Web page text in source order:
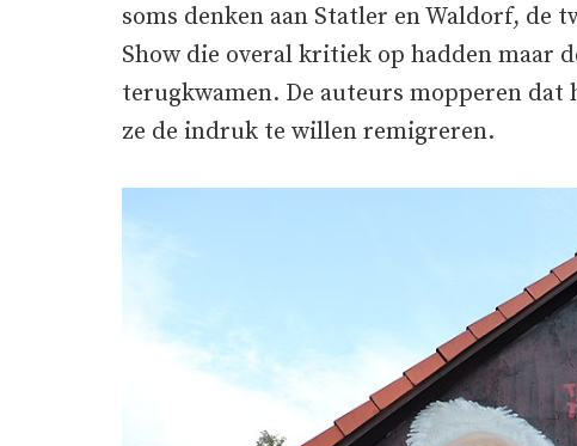
soms denken aan Statler en Waldorf, de
Show die overal kritiek op hadden maar
terugkwamen. De auteurs mopperen
ze de indruk te willen remigreren.